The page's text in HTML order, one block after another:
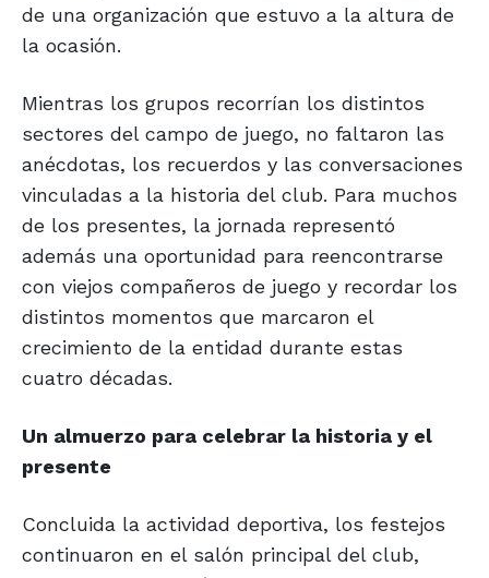
de una organización que estuvo a la altura de
la ocasión.
Mientras los grupos recorrían los distintos
sectores del campo de juego, no faltaron las
anécdotas, los recuerdos y las conversaciones
vinculadas a la historia del club. Para muchos
de los presentes, la jornada representó
además una oportunidad para reencontrarse
con viejos compañeros de juego y recordar los
distintos momentos que marcaron el
crecimiento de la entidad durante estas
cuatro décadas.
Un almuerzo para celebrar la historia y el
presente
Concluida la actividad deportiva, los festejos
continuaron en el salón principal del club,